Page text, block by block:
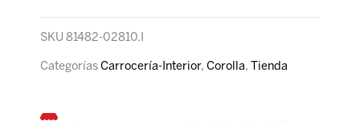
*XEI*
IMP
SKU 81482-02810.I
Categorías Carrocería-Interior, Corolla, Tienda